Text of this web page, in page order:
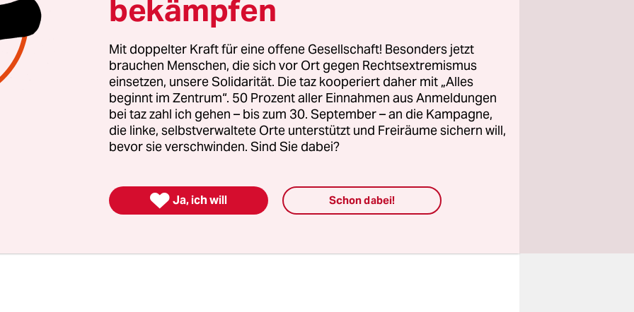
bleibt klein und unspektakulär. Der Polizei ist er nicht mal
wert. Leipziger Protestalltag – eigentlich. Wäre nicht die
in Connewitz gewesen.
bekämpfen
Mit doppelter Kraft für eine offene Gesellschaft! Besonders jetzt
brauchen Menschen, die sich vor Ort gegen Rechtsextremismus
einsetzen, unsere Solidarität. Die taz kooperiert daher mit „Alles
beginnt im Zentrum“. 50 Prozent aller Einnahmen aus Anmeldungen
bei taz zahl ich gehen – bis zum 30. September – an die Kampagne,
die linke, selbstverwaltete Orte unterstützt und Freiräume sichern will,
bevor sie verschwinden. Sind Sie dabei?
 Ja, ich will Schon dabei!